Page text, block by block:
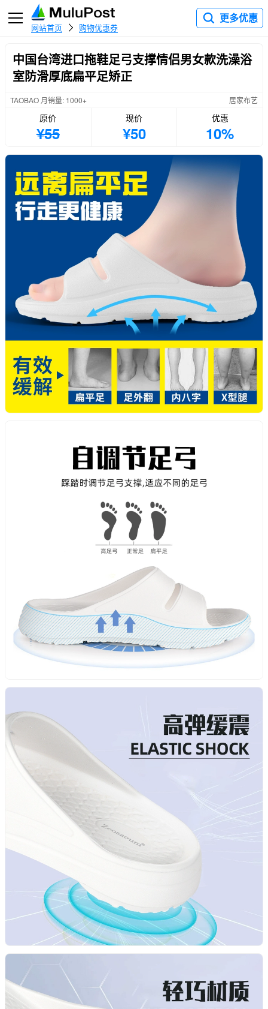
网站首页 购物优惠券
更多优惠
中国台湾进口拖鞋足弓支撑情侣男女款洗澡浴
室防滑厚底扁平足矫正
TAOBAO 月销量: 1000+ 居家布艺
原价
¥55
现价
¥50
优惠
10%